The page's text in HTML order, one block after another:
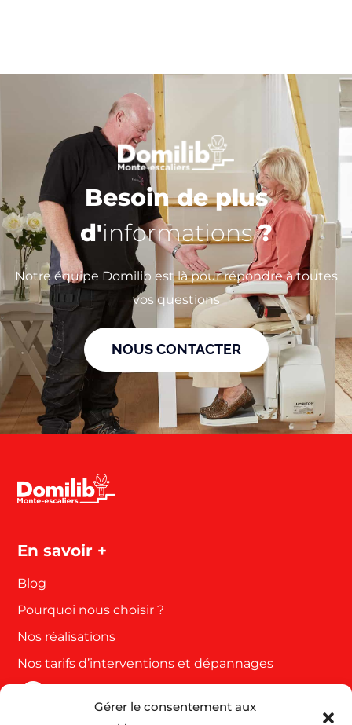
Gérer le consentement aux
Besoin de plus
d'informations?
Notre équipe Domilib est là pour répondre à toutes
vos questions
NOUS CONTACTER
En savoir +
Blog
Pourquoi nous choisir ?
Nos réalisations
Nos tarifs d’interventions et dépannages